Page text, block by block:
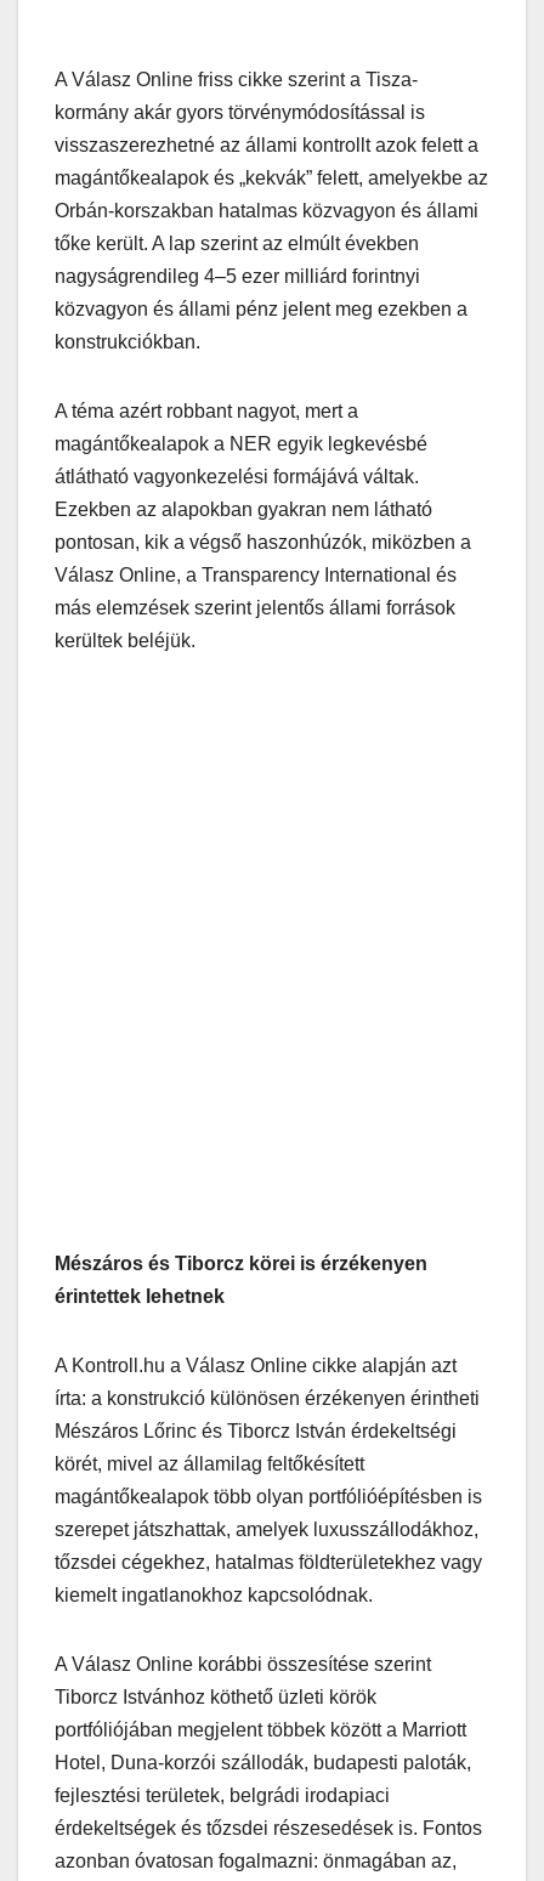
A Válasz Online friss cikke szerint a Tisza-
kormány akár gyors törvénymódosítással is
visszaszerezhetné az állami kontrollt azok felett a
magántőkealapok és „kekvák” felett, amelyekbe az
Orbán-korszakban hatalmas közvagyon és állami
tőke került. A lap szerint az elmúlt években
nagyságrendileg 4–5 ezer milliárd forintnyi
közvagyon és állami pénz jelent meg ezekben a
konstrukciókban.
A téma azért robbant nagyot, mert a
magántőkealapok a NER egyik legkevésbé
átlátható vagyonkezelési formájává váltak.
Ezekben az alapokban gyakran nem látható
pontosan, kik a végső haszonhúzók, miközben a
Válasz Online, a Transparency International és
más elemzések szerint jelentős állami források
kerültek beléjük.
Mészáros és Tiborcz körei is érzékenyen
érintettek lehetnek
A Kontroll.hu a Válasz Online cikke alapján azt
írta: a konstrukció különösen érzékenyen érintheti
Mészáros Lőrinc és Tiborcz István érdekeltségi
körét, mivel az államilag feltőkésített
magántőkealapok több olyan portfólióépítésben is
szerepet játszhattak, amelyek luxusszállodákhoz,
tőzsdei cégekhez, hatalmas földterületekhez vagy
kiemelt ingatlanokhoz kapcsolódnak.
A Válasz Online korábbi összesítése szerint
Tiborcz Istvánhoz köthető üzleti körök
portfóliójában megjelent többek között a Marriott
Hotel, Duna-korzói szállodák, budapesti paloták,
fejlesztési területek, belgrádi irodapiaci
érdekeltségek és tőzsdei részesedések is. Fontos
azonban óvatosan fogalmazni: önmagában az,